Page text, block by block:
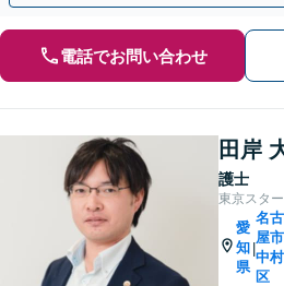
電話でお問い合わせ
田岸
護士
東京スタ
愛
知
県
|
名古
屋市
中村
区